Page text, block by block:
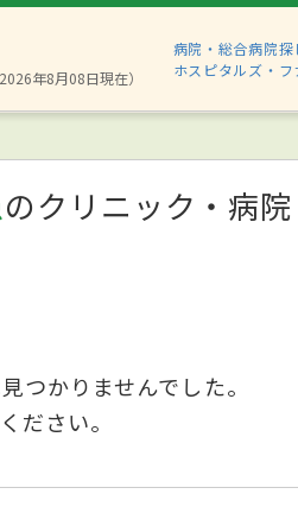
年8月08日現在）
病院・総合病院探
ホスピタルズ・フ
のクリニック・病院
つかりませんでした。
ださい。